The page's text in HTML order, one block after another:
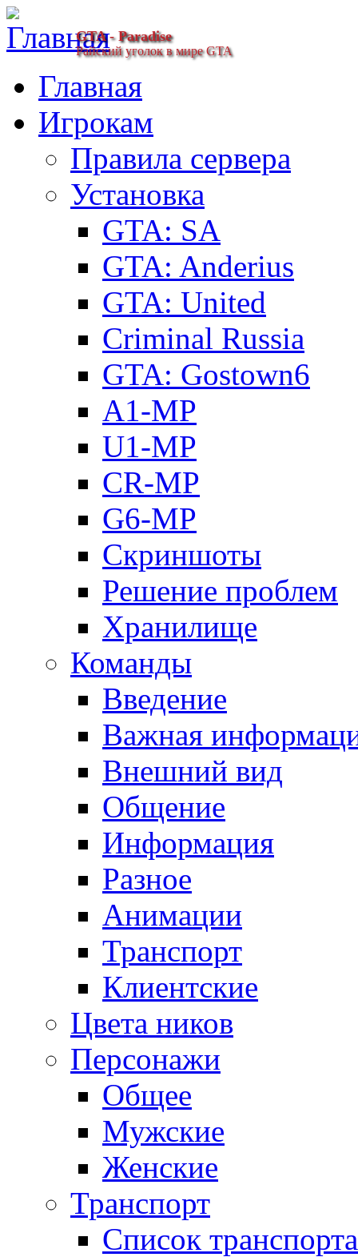
GTA - Paradise
Райский уголок в мире GTA
Главная
Игрокам
Правила сервера
Установка
GTA: SA
GTA: Anderius
GTA: United
Criminal Russia
GTA: Gostown6
A1-MP
U1-MP
CR-MP
G6-MP
Скриншоты
Решение проблем
Хранилище
Команды
Введение
Важная
Внешний вид
Общение
Информация
Разное
Анимации
Транспорт
Клиентские
Цвета ников
Персонажи
Общее
Мужские
Женские
Транспорт
Список транспорта